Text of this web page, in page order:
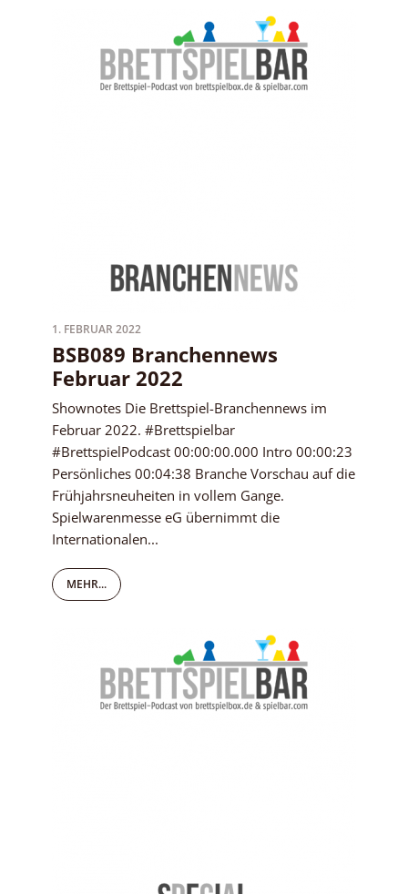
1. FEBRUAR 2022
BSB089 Branchennews
Februar 2022
Shownotes Die Brettspiel-Branchennews im
Februar 2022. #Brettspielbar
#BrettspielPodcast 00:00:00.000 Intro 00:00:23
Persönliches 00:04:38 Branche Vorschau auf die
Frühjahrsneuheiten in vollem Gange.
Spielwarenmesse eG übernimmt die
Internationalen...
MEHR...